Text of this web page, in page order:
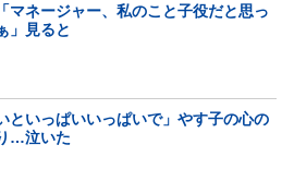
マネージャー、私のこと子役だと思っ
」見ると
といっぱいいっぱいで」やす子の心の
…泣いた